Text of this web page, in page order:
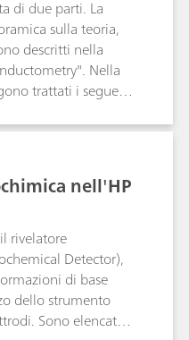
di due parti. La
sulla teoria,
descritti nella
Nella
trattati i seguenti
costanti di cella;
di temperatura;
campioni d'acqua;
Titolazioninell'HP
rivelatore
Detector),
di base
dello strumento
Sono elencate